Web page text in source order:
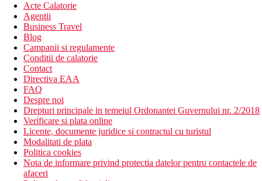
Acte Calatorie
Agentii
Business Travel
Blog
Campanii si regulamente
Conditii de calatorie
Contact
Directiva EAA
FAQ
Despre noi
Drepturi principale in temeiul Ordonantei Guvernului nr. 2/2018
Verificare si plata online
Licente, documente juridice si contractul cu turistul
Modalitati de plata
Politica cookies
Nota de informare privind protectia datelor pentru contactele de
afaceri